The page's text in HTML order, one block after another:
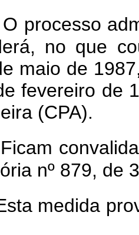
processo
no que
maio de
fevereiro de
(CPA).
nº 879, de
medida